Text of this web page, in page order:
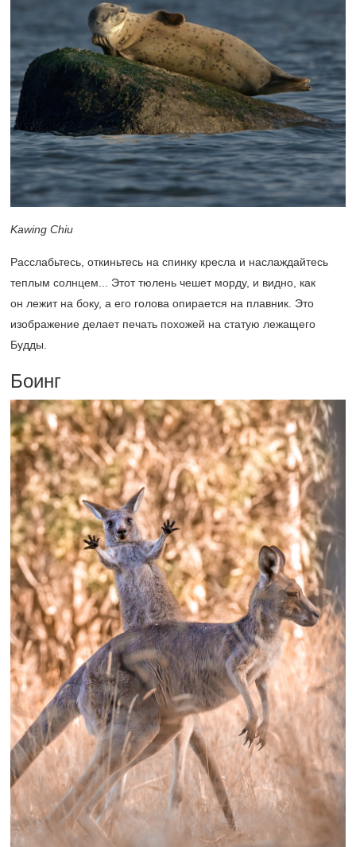
Kawing Chiu
Расслабьтесь, откиньтесь на спинку кресла и наслаждайтесь
теплым солнцем... Этот тюлень чешет морду, и видно, как
он лежит на боку, а его голова опирается на плавник. Это
изображение делает печать похожей на статую лежащего
Будды.
Боинг